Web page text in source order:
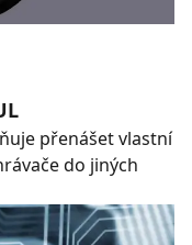
přenášet vlastní
do jiných